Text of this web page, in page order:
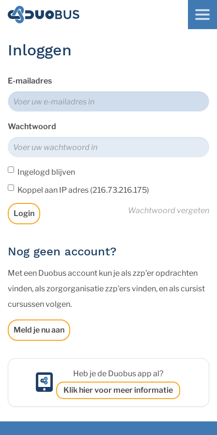
Inloggen
E-mailadres
Wachtwoord
Ingelogd blijven
Koppel aan IP adres (216.73.216.175)
Login Wachtwoord vergeten
Nog geen account?
Met een Duobus account kun je als zzp'er opdrachten
vinden, als zorgorganisatie zzp'ers vinden, en als cursist
cursussen volgen.
Meld je nu aan
Heb je de Duobus app al?
Klik hier voor meer informatie